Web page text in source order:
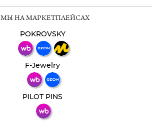
МЫ НА МАРКЕТПЛЕЙСАХ
POKROVSKY
F-Jewelry
PILOT PINS